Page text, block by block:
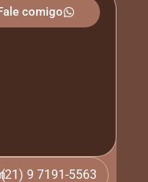
comigo
(21) 9 7191-5563